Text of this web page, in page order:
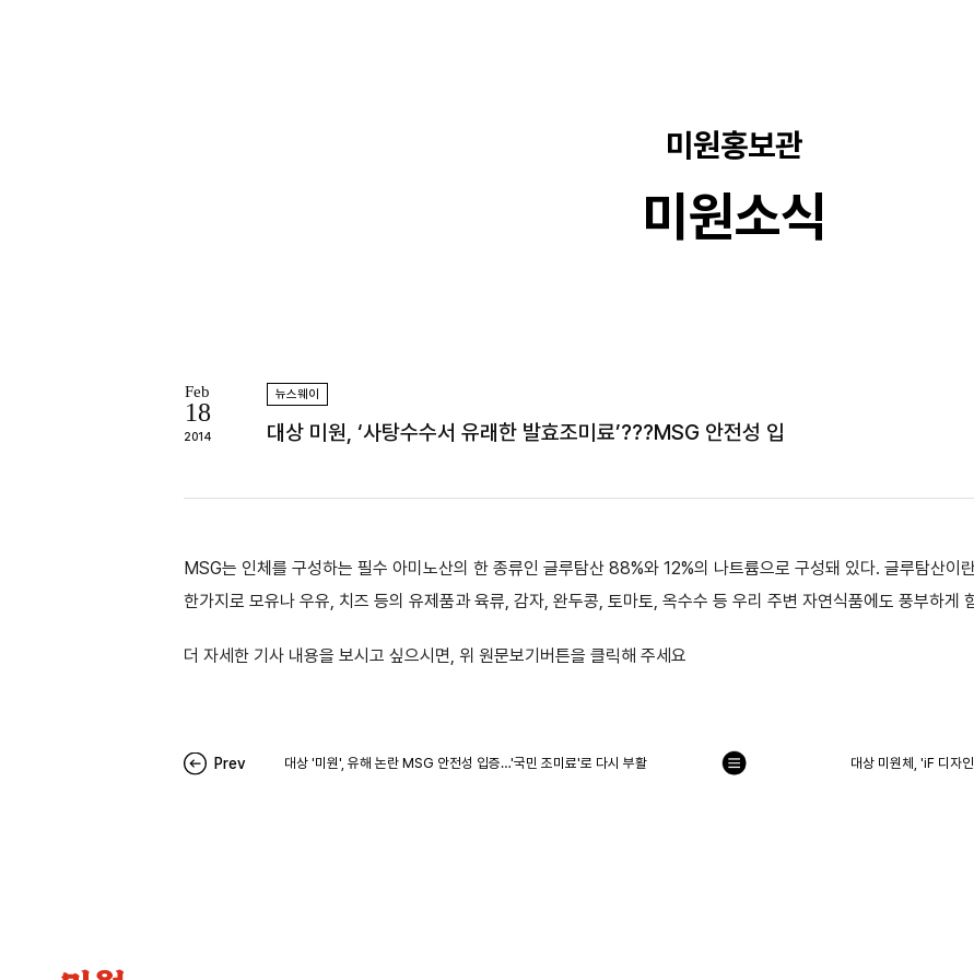
미원홍보관
미원소식
Feb
18
2014
뉴스웨이
대상 미원, ‘사탕수수서 유래한 발효조미료’???MSG 안전성 입
MSG는 인체를 구성하는 필수 아미노산의 한 종류인 글루탐산 88%와 12%의 나트륨으로 구성돼 있다. 글루탐산이
한가지로 모유나 우유, 치즈 등의 유제품과 육류, 감자, 완두콩, 토마토, 옥수수 등 우리 주변 자연식품에도 풍부하게
더 자세한 기사 내용을 보시고 싶으시면, 위 원문보기버튼을 클릭해 주세요
Prev 대상 '미원', 유해 논란 MSG 안전성 입증…'국민 조미료'로 다시 부활 대상 미원체, 'iF 디자
목